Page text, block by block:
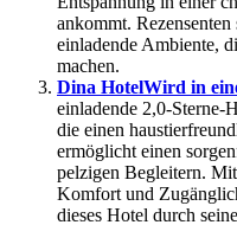
ankommt.
einladende Ambiente,
machen.
Dina HotelWird in
einladende 2,0-Sterne-
die einen
ermöglicht einen
pelzigen Begleitern.
Komfort und
dieses Hotel durch